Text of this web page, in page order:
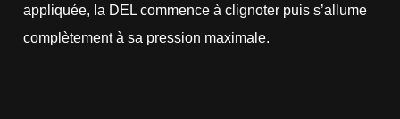
appliquée, la DEL commence à clignoter puis s’allume
complètement à sa pression maximale.